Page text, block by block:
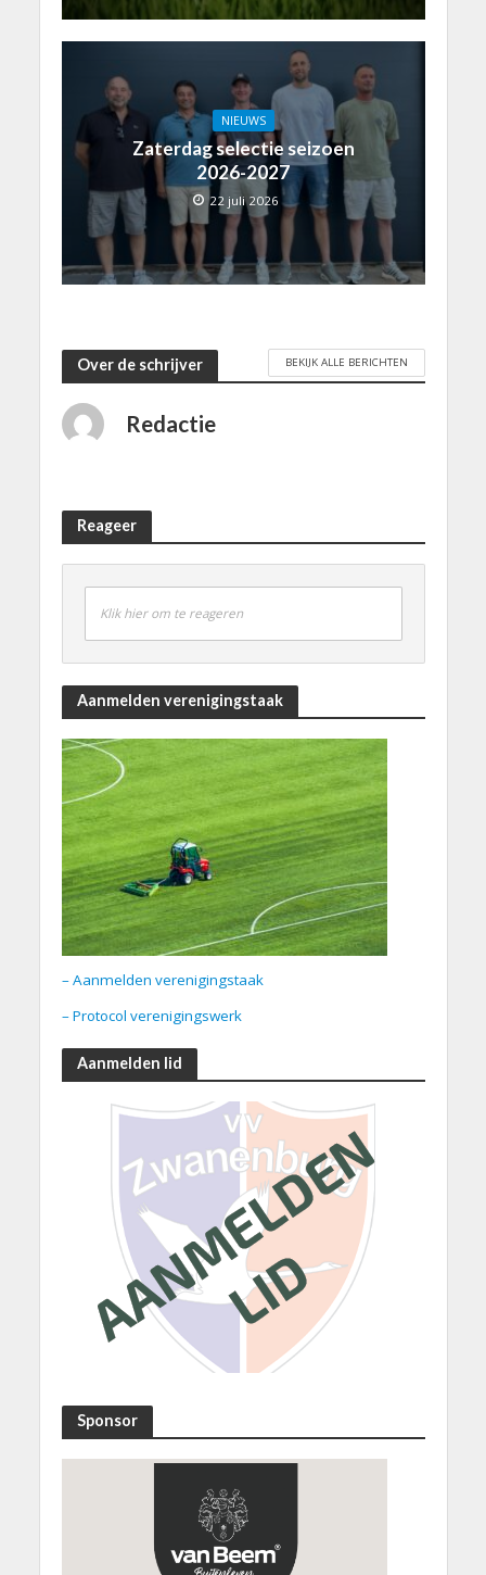
NIEUWS
Zaterdag selectie seizoen
2026-2027
22 juli 2026
Over de schrijver BEKIJK ALLE BERICHTEN
Redactie
Reageer
Klik hier om te reageren
Aanmelden verenigingstaak
– Aanmelden verenigingstaak
– Protocol verenigingswerk
Aanmelden lid
Sponsor